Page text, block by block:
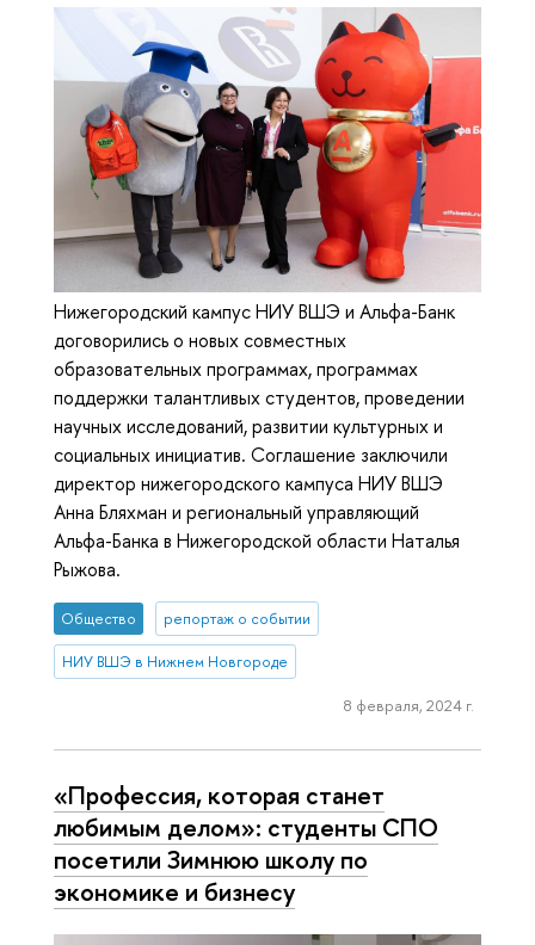
Нижегородский кампус НИУ ВШЭ и Альфа-Банк
договорились о новых совместных
образовательных программах, программах
поддержки талантливых студентов, проведении
научных исследований, развитии культурных и
социальных инициатив. Соглашение заключили
директор нижегородского кампуса НИУ ВШЭ
Анна Бляхман и региональный управляющий
Альфа-Банка в Нижегородской области Наталья
Рыжова.
Общество репортаж о событии
НИУ ВШЭ в Нижнем Новгороде
8 февраля, 2024 г.
«Профессия, которая станет
любимым делом»: студенты СПО
посетили Зимнюю школу по
экономике и бизнесу